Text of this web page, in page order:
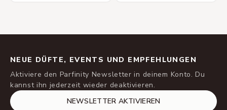
NEUE DÜFTE, EVENTS UND EMPFEHLUNGEN
Aktiviere den Parfinity Newsletter in deinem Konto. Du
kannst ihn jederzeit wieder deaktivieren.
NEWSLETTER AKTIVIEREN